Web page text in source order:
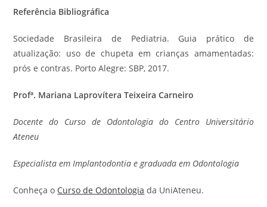
Referência Bibliográfica
Sociedade Brasileira de Pediatria. Guia prático de
atualização: uso de chupeta em crianças amamentadas:
prós e contras. Porto Alegre: SBP, 2017.
Profª. Mariana Laprovítera Teixeira Carneiro
Docente do Curso de Odontologia do Centro Universitário
Ateneu
Especialista em Implantodontia e graduada em Odontologia
Conheça o Curso de Odontologia da UniAteneu.